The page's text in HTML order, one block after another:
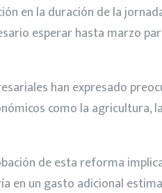
en la duración de la
esperar hasta marzo
han expresado
como la
de esta reforma
en un gasto adicional